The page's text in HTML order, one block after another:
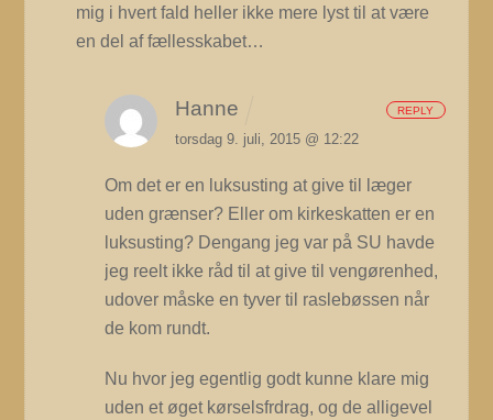
mig i hvert fald heller ikke mere lyst til at være
en del af fællesskabet…
Hanne
torsdag 9. juli, 2015 @ 12:22
Om det er en luksusting at give til læger
uden grænser? Eller om kirkeskatten er en
luksusting? Dengang jeg var på SU havde
jeg reelt ikke råd til at give til vengørenhed,
udover måske en tyver til raslebøssen når
de kom rundt.
Nu hvor jeg egentlig godt kunne klare mig
uden et øget kørselsfrdrag, og de alligevel
REPLY